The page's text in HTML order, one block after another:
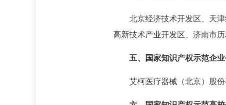
北京经济技术开发区、天
高新技术产业开发区、济南市
五、国家知识产权示范企
艾柯医疗器械（北京）股